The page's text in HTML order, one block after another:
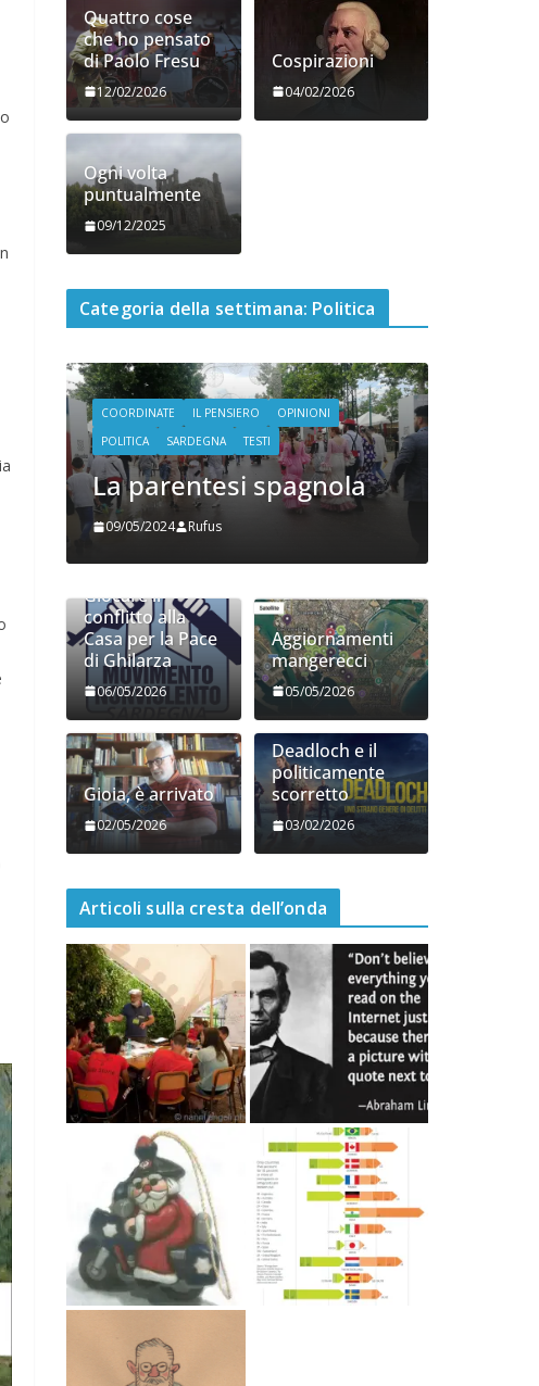
Quattro cose
che ho pensato
di Paolo Fresu
12/02/2026
Cospirazioni
04/02/2026
Ogni volta
puntualmente
09/12/2025
Categoria della settimana: Politica
SEGNALAZIONI
TESTI
Giocare il conflitto alla
Casa per la Pace di
Ghilarza
06/05/2026
Giocare il
conflitto alla
Casa per la Pace
di Ghilarza
06/05/2026
Aggiornamenti
mangerecci
05/05/2026
Gioia, è arrivato
02/05/2026
Deadloch e il
politicamente
scorretto
03/02/2026
Articoli sulla cresta dell’onda